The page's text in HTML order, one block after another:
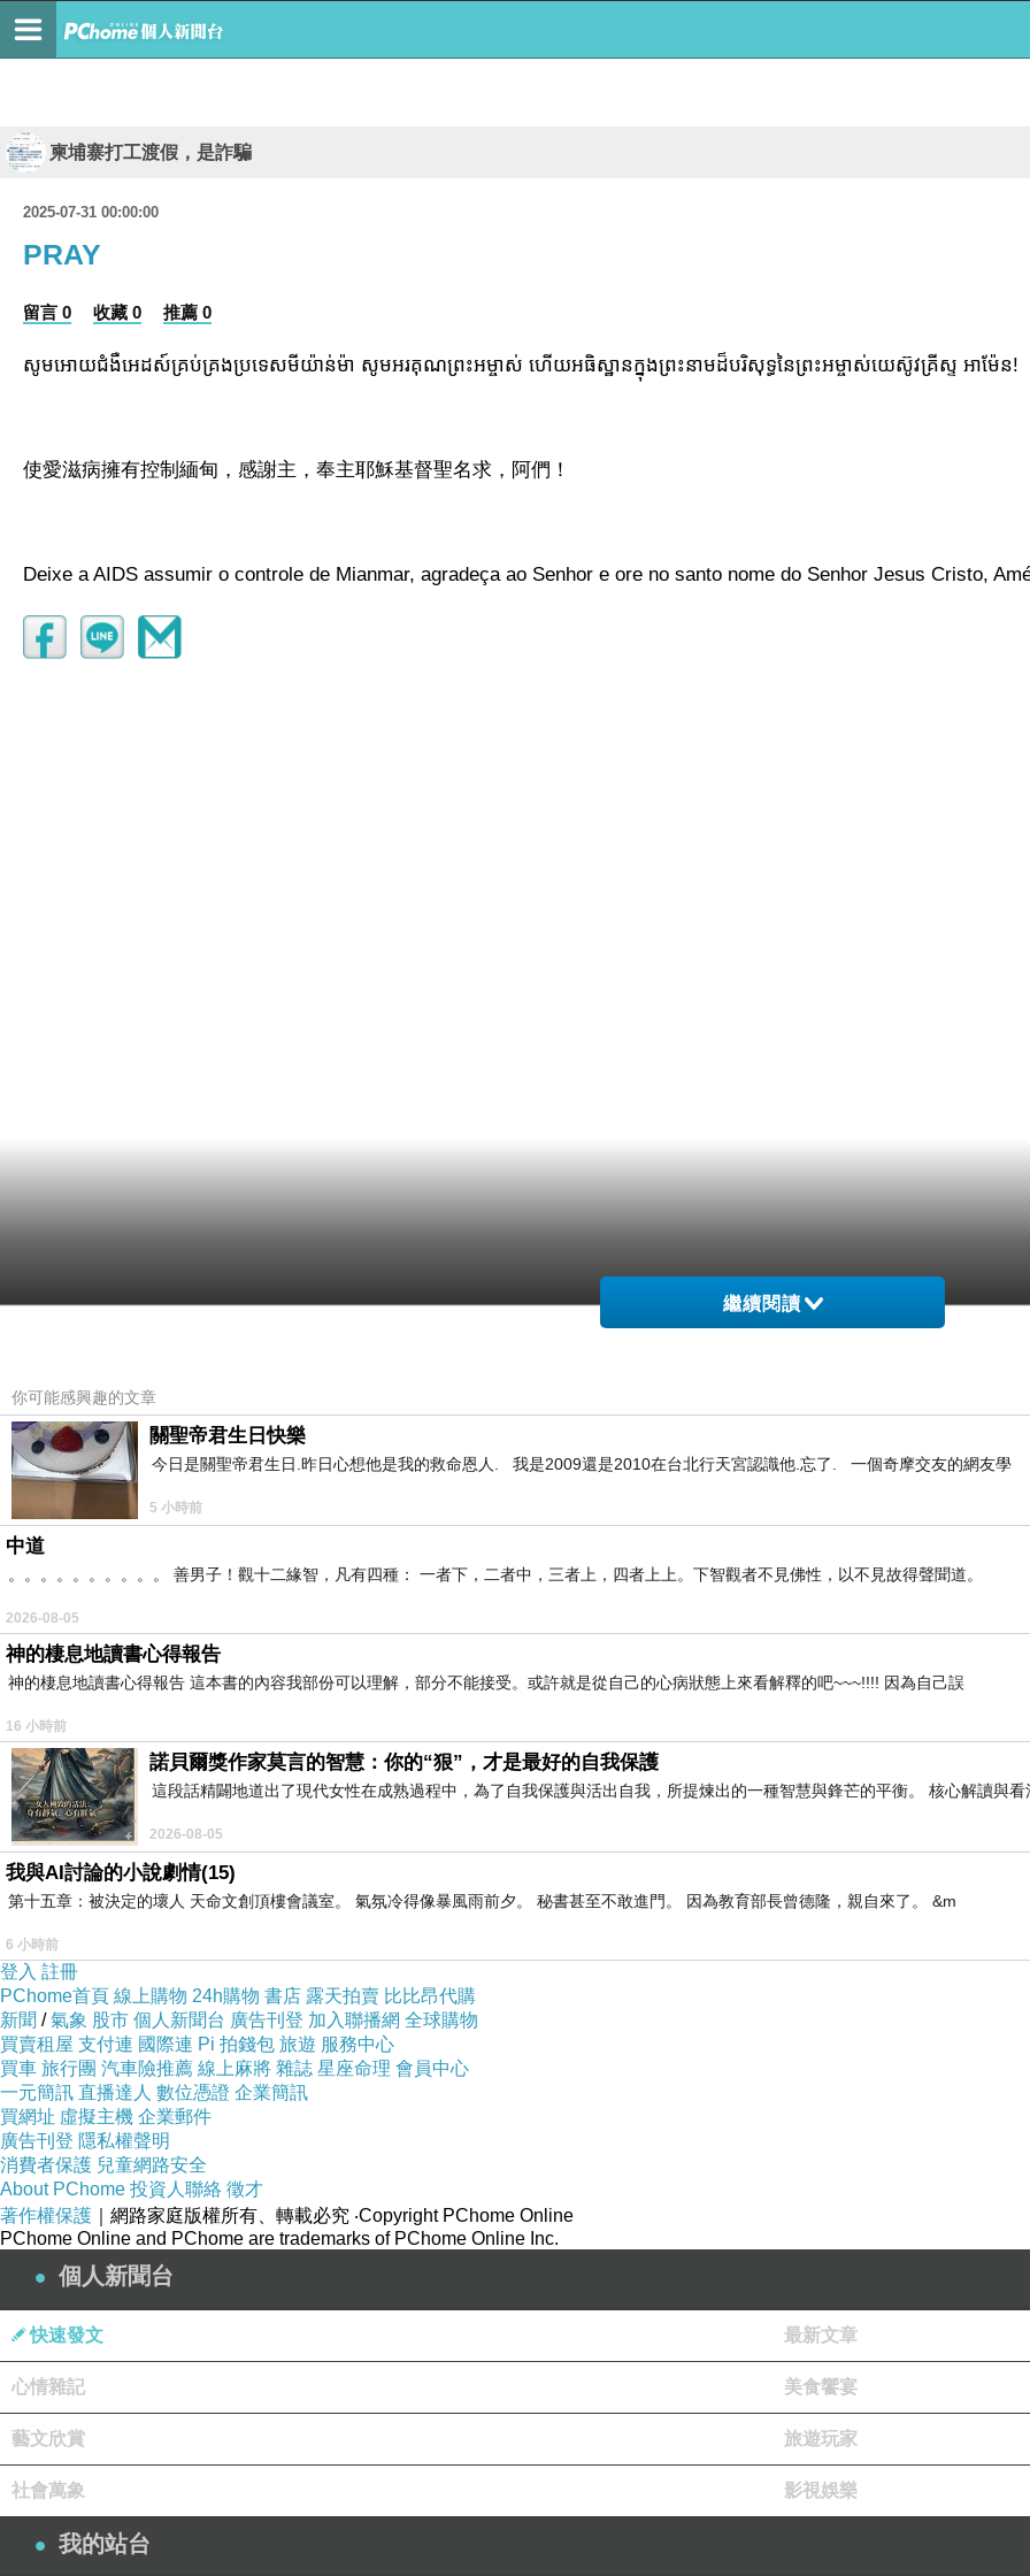
柬埔寨打工渡假，是詐騙
2025-07-31 00:00:00
PRAY
留言 0 收藏 0 推薦 0
សូមអោយជំងឺអេដស៍គ្រប់គ្រងប្រទេសមីយ៉ាន់ម៉ា សូមអរគុណព្រះអម្ចាស់ ហើយអធិស្ឋានក្នុងព្រះនាមដ៏បរិសុទ្ធនៃព្រះអម្ចាស់យេស៊ូវគ្រីស្ទ អាម៉ែន!
使愛滋病擁有控制緬甸，感謝主，奉主耶穌基督聖名求，阿們！
Deixe a AIDS assumir o controle de Mianmar, agradeça ao Senhor e ore no santo nome do Senhor Jesus Cristo,
繼續閱讀
你可能感興趣的文章
關聖帝君生日快樂
今日是關聖帝君生日.昨日心想他是我的救命恩人. 我是2009還是2010在台北行天宮認識他.忘了. 一個奇摩交友的網友學
5 小時前
中道
。。。。。。。。。。 善男子！觀十二緣智，凡有四種： 一者下，二者中，三者上，四者上上。下智觀者不見佛性，以不見故得聲聞道。
2026-08-05
神的棲息地讀書心得報告
神的棲息地讀書心得報告 這本書的內容我部份可以理解，部分不能接受。或許就是從自己的心病狀態上來看解釋的吧~~~!!!! 因為自己誤
16 小時前
諾貝爾獎作家莫言的智慧：你的“狠”，才是最好的自我保護
這段話精闢地道出了現代女性在成熟過程中，為了自我保護與活出自我，所提煉出的一種智慧與鋒芒的平衡。 核心解讀與看
2026-08-05
我與AI討論的小說劇情(15)
第十五章：被決定的壞人 天命文創頂樓會議室。 氣氛冷得像暴風雨前夕。 秘書甚至不敢進門。 因為教育部長曾德隆，親自來了。 &m
6 小時前
登入 註冊
PChome首頁 線上購物 24h購物 書店 露天拍賣 比比昂代購
新聞 /氣象 股市 個人新聞台 廣告刊登 加入聯播網 全球購物
買賣租屋 支付連 國際連 Pi 拍錢包 旅遊 服務中心
買車 旅行團 汽車險推薦 線上麻將 雜誌 星座命理 會員中心
一元簡訊 直播達人 數位憑證 企業簡訊
買網址 虛擬主機 企業郵件
廣告刊登 隱私權聲明
消費者保護 兒童網路安全
About PChome 投資人聯絡 徵才
著作權保護 ｜網路家庭版權所有、轉載必究 ‧Copyright PChome Online
PChome Online and PChome are trademarks of PChome Online Inc.
個人新聞台
快速發文 最新文章
心情雜記 美食饗宴
藝文欣賞 旅遊玩家
社會萬象 影視娛樂
我的站台